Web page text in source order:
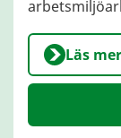
Läs